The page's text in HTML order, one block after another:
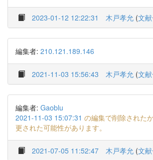
2023-01-12 12:22:31 木戸孝允 (文
編集者: 210.121.189.146
2021-11-03 15:56:43 木戸孝允 (文
編集者: Gaoblu
2021-11-03 15:07:31 の編集で削除された
更された可能性があります。
2021-07-05 11:52:47 木戸孝允 (文